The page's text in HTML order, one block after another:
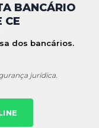
BANCÁRIO
CE
dos bancários.
jurídica.